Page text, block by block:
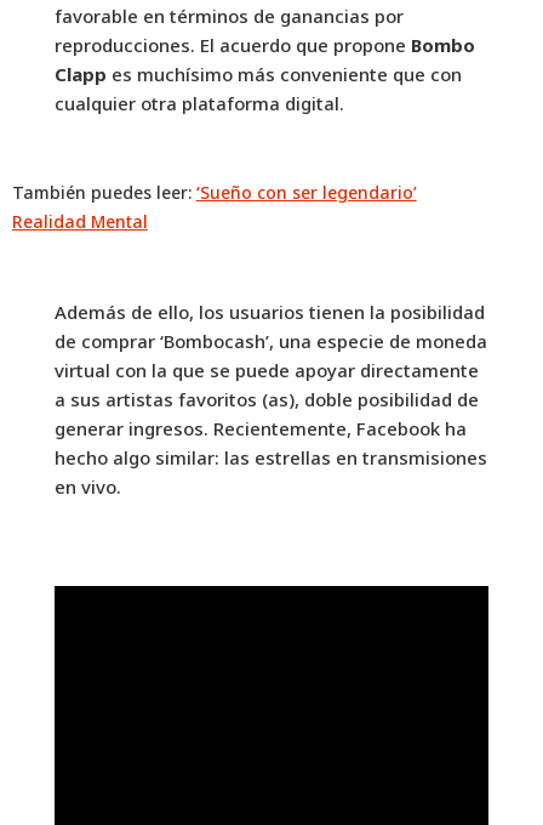
favorable en términos de ganancias por
reproducciones. El acuerdo que propone Bombo
Clapp es muchísimo más conveniente que con
cualquier otra plataforma digital.
También puedes leer: ‘Sueño con ser legendario’
Realidad Mental
Además de ello, los usuarios tienen la posibilidad
de comprar ‘Bombocash’, una especie de moneda
virtual con la que se puede apoyar directamente
a sus artistas favoritos (as), doble posibilidad de
generar ingresos. Recientemente, Facebook ha
hecho algo similar: las estrellas en transmisiones
en vivo.